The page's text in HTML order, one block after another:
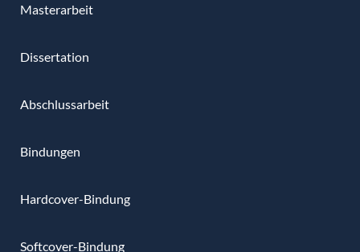
Masterarbeit
Dissertation
Abschlussarbeit
Bindungen
Hardcover-Bindung
Softcover-Bindung